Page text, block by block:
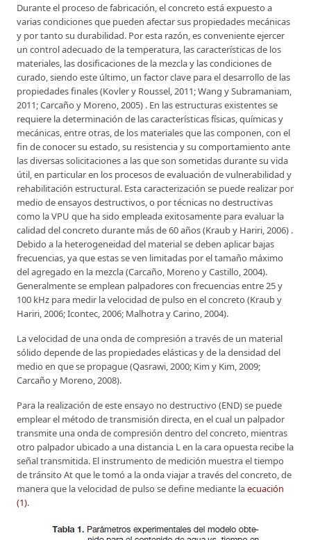
Durante el proceso de fabricación, el concreto está expuesto a
varias condiciones que pueden afectar sus propiedades mecánicas
y por tanto su durabilidad. Por esta razón, es conveniente ejercer
un control adecuado de la temperatura, las características de los
materiales, las dosificaciones de la mezcla y las condiciones de
curado, siendo este último, un factor clave para el desarrollo de las
propiedades finales (Kovler y Roussel, 2011; Wang y Subramaniam,
2011; Carcaño y Moreno, 2005) . En las estructuras existentes se
requiere la determinación de las características físicas, químicas y
mecánicas, entre otras, de los materiales que las componen, con el
fin de conocer su estado, su resistencia y su comportamiento ante
las diversas solicitaciones a las que son sometidas durante su vida
útil, en particular en los procesos de evaluación de vulnerabilidad y
rehabilitación estructural. Esta caracterización se puede realizar por
medio de ensayos destructivos, o por técnicas no destructivas
como la VPU que ha sido empleada exitosamente para evaluar la
calidad del concreto durante más de 60 años (Kraub y Hariri, 2006) .
Debido a la heterogeneidad del material se deben aplicar bajas
frecuencias, ya que estas se ven limitadas por el tamaño máximo
del agregado en la mezcla (Carcaño, Moreno y Castillo, 2004).
Generalmente se emplean palpadores con frecuencias entre 25 y
100 kHz para medir la velocidad de pulso en el concreto (Kraub y
Hariri, 2006; Icontec, 2006; Malhotra y Carino, 2004).
La velocidad de una onda de compresión a través de un material
sólido depende de las propiedades elásticas y de la densidad del
medio en que se propague (Qasrawi, 2000; Kim y Kim, 2009;
Carcaño y Moreno, 2008).
Para la realización de este ensayo no destructivo (END) se puede
emplear el método de transmisión directa, en el cual un palpador
transmite una onda de compresión dentro del concreto, mientras
otro palpador ubicado a una distancia L en la cara opuesta recibe la
señal transmitida. El instrumento de medición muestra el tiempo
de tránsito At que le tomó a la onda viajar a través del concreto, de
manera que la velocidad de pulso se define mediante laecuación
(1).